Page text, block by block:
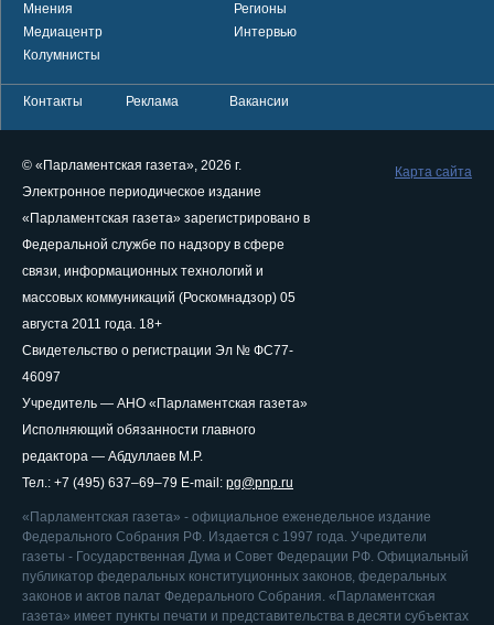
Мнения
Регионы
Медиацентр
Интервью
Колумнисты
Контакты Реклама Вакансии
© «Парламентская газета», 2026 г.
Электронное периодическое издание
«Парламентская газета» зарегистрировано в
Федеральной службе по надзору в сфере
связи, информационных технологий и
массовых коммуникаций (Роскомнадзор) 05
августа 2011 года. 18+
Свидетельство о регистрации Эл № ФС77-
46097
Учредитель — АНО «Парламентская газета»
Исполняющий обязанности главного
редактора — Абдуллаев М.Р.
Тел.: +7 (495) 637–69–79 E-mail: pg@pnp.ru
«Парламентская газета» - официальное еженедельное издание
Федерального Собрания РФ. Издается с 1997 года. Учредители
газеты - Государственная Дума и Совет Федерации РФ. Официальный
публикатор федеральных конституционных законов, федеральных
законов и актов палат Федерального Собрания. «Парламентская
газета» имеет пункты печати и представительства в десяти субъектах
Карта сайта